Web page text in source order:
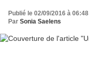
Publié le 02/09/2016 à 06:48
Par Sonia Saelens